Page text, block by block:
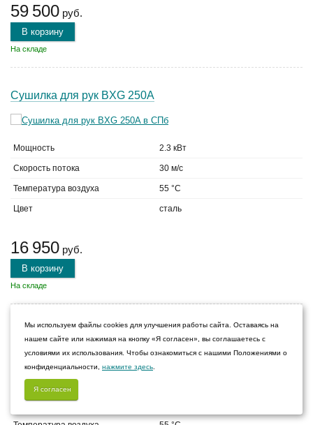
59 500 руб.
В корзину
На складе
Сушилка для рук BXG 250A
Мощность 2.3 кВт
Скорость потока 30 м/с
Температура воздуха 55 °C
Цвет сталь
16 950 руб.
В корзину
На складе
Сушилка для рук BXG 200
Мощность
Мы используем файлы cookies для улучшения работы сайта. Оставаясь на
нашем сайте или нажимая на кнопку «Я согласен», вы соглашаетесь с
условиями их использования. Чтобы ознакомиться с нашими Положениями о
конфиденциальности, нажмите здесь
Я согласен